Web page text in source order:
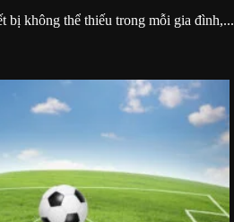
bị không thể thiếu trong mỗi gia đình,...